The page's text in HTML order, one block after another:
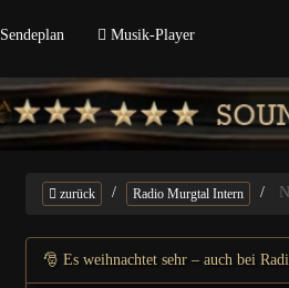
Sendeplan Musik-Player
zurück Radio Murgtal Intern
🎅 Es weihnachtet sehr – auch bei